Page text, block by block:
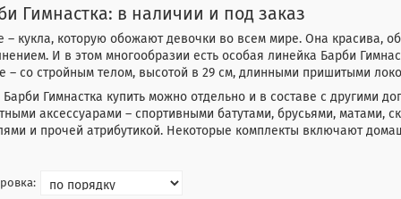
Гимнастка: в наличии и под заказ
– кукла, которую обожают девочки во всем мире. Она красива,
И в этом многообразии есть особая линейка Барби
– со стройным телом, высотой в 29 см, длинными пришитыми
Барби Гимнастка купить можно отдельно и в составе с другими
аксессуарами – спортивными батутами, брусьями, матами,
и прочей атрибутикой. Некоторые комплекты включают